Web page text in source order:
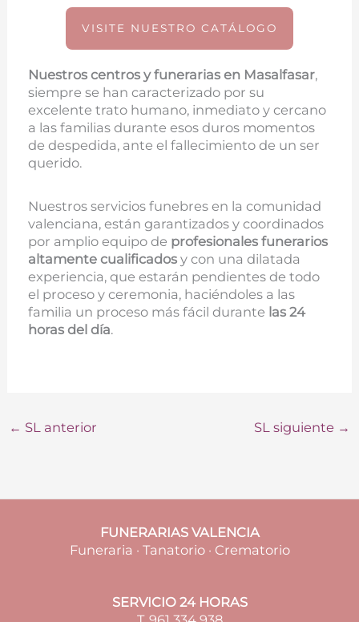
VISITE NUESTRO CATÁLOGO
Nuestros centros y funerarias en Masalfasar,
siempre se han caracterizado por su
excelente trato humano, inmediato y cercano
a las familias durante esos duros momentos
de despedida, ante el fallecimiento de un ser
querido.
Nuestros servicios funebres en la comunidad
valenciana, están garantizados y coordinados
por amplio equipo de profesionales funerarios
altamente cualificados y con una dilatada
experiencia, que estarán pendientes de todo
el proceso y ceremonia, haciéndoles a las
familia un proceso más fácil durante las 24
horas del día.
← SL anterior SL siguiente →
FUNERARIAS VALENCIA
Funeraria · Tanatorio · Crematorio
SERVICIO 24 HORAS